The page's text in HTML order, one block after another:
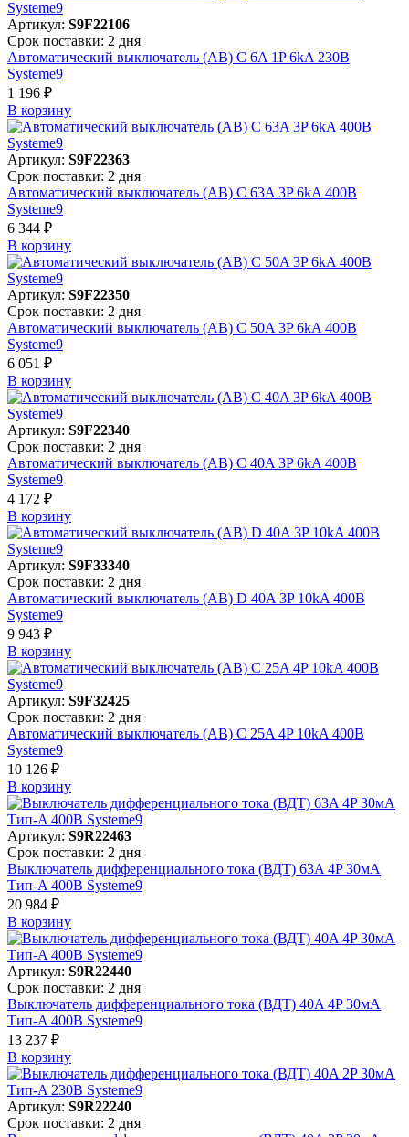
Артикул: S9F22106
Срок поставки: 2 дня
Автоматический выключатель (АВ) C 6A 1P 6kA 230В
Systeme9
1 196 ₽
В корзинy
Артикул: S9F22363
Срок поставки: 2 дня
Автоматический выключатель (АВ) C 63A 3P 6kA 400В
Systeme9
6 344 ₽
В корзинy
Артикул: S9F22350
Срок поставки: 2 дня
Автоматический выключатель (АВ) C 50A 3P 6kA 400В
Systeme9
6 051 ₽
В корзинy
Артикул: S9F22340
Срок поставки: 2 дня
Автоматический выключатель (АВ) C 40A 3P 6kA 400В
Systeme9
4 172 ₽
В корзинy
Артикул: S9F33340
Срок поставки: 2 дня
Автоматический выключатель (АВ) D 40A 3P 10kA 400В
Systeme9
9 943 ₽
В корзинy
Артикул: S9F32425
Срок поставки: 2 дня
Автоматический выключатель (АВ) C 25A 4P 10kA 400В
Systeme9
10 126 ₽
В корзинy
Артикул: S9R22463
Срок поставки: 2 дня
Выключатель дифференциального тока (ВДТ) 63A 4P 30мА
Тип-A 400В Systeme9
20 984 ₽
В корзинy
Артикул: S9R22440
Срок поставки: 2 дня
Выключатель дифференциального тока (ВДТ) 40A 4P 30мА
Тип-A 400В Systeme9
13 237 ₽
В корзинy
Артикул: S9R22240
Срок поставки: 2 дня